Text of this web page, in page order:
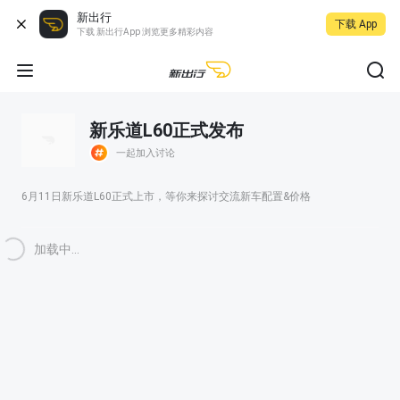
新出行
下载 新出行App 浏览更多精彩内容
下载 App
新乐道L60正式发布
一起加入讨论
6月11日新乐道L60正式上市，等你来探讨交流新车配置&价格
加载中...